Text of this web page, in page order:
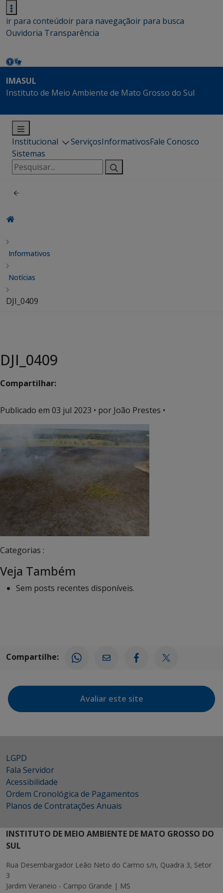
ir para conteúdoir para navegaçãoir para busca
Ouvidoria Transparência
IMASUL
Instituto de Meio Ambiente de Mato Grosso do Sul
Institucional ServiçosInformativosFale Conosco
Sistemas
Pesquisar
por:
Informativos
Notícias
DJI_0409
DJI_0409
Compartilhar:
Publicado em 03 jul 2023 • por João Prestes •
Categorias :
Veja Também
Sem posts recentes disponíveis.
Compartilhe:
Avaliar este site
LGPD
Fala Servidor
Acessibilidade
Ordem Cronológica de Pagamentos
Planos de Contratações Anuais
INSTITUTO DE MEIO AMBIENTE DE MATO GROSSO DO
SUL
Rua Desembargador Leão Neto do Carmo s/n, Quadra 3, Setor
3
Jardim Veraneio - Campo Grande | MS